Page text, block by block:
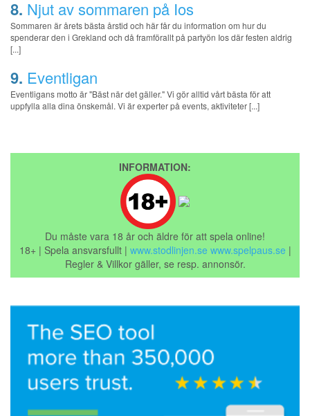
8. Njut av sommaren på Ios
Sommaren är årets bästa årstid och här får du information om hur du
spenderar den i Grekland och då framförallt på partyön Ios där festen aldrig
[...]
9. Eventligan
Eventligans motto är "Bäst när det gäller." Vi gör alltid vårt bästa för att
uppfylla alla dina önskemål. Vi är experter på events, aktiviteter [...]
INFORMATION:
Du måste vara 18 år och äldre för att spela online!
18+ | Spela ansvarsfullt | www.stodlinjen.se www.spelpaus.se |
Regler & Villkor gäller, se resp. annonsör.